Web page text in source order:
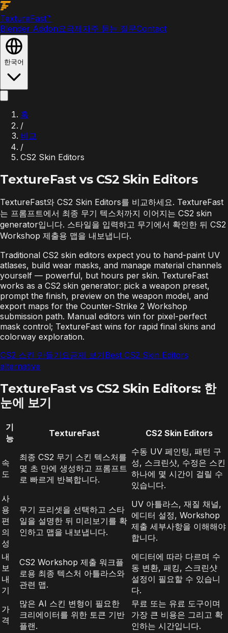
TextureFast™
Blender Addon요금제자주 묻는 질문Contact
한국어
홈
/
비교
/
CS2 Skin Editors
TextureFast vs CS2 Skin Editors
TextureFast와 CS2 Skin Editors를 비교하세요. TextureFast
는 프롬프트에서 최종 무기 텍스처까지 이어지는 CS2 skin
generator입니다. 스타일을 입력하고 무기에서 확인한 뒤 CS2
Workshop 제출용 맵을 내보냅니다.
Traditional CS2 skin editors expect you to hand-paint UV
atlases, build wear masks, and manage material channels
yourself — powerful, but hours per skin. TextureFast
works as a CS2 skin generator: pick a weapon preset,
prompt the finish, preview on the weapon model, and
export maps for the Counter-Strike 2 Workshop
submission path. Manual editors win for pixel-perfect
mask control; TextureFast wins for rapid final skins and
colorway exploration.
CS2 스킨 만들기 요금제 보기Best CS2 Skin Editors
alternative
TextureFast vs CS2 Skin Editors: 한
눈에 보기
기
능
TextureFast CS2 Skin Editors
속
도
최종 CS2 무기 스킨 텍스처를
몇 초 만에 생성하고 프롬프트
로 빠르게 반복합니다.
수동 UV 페인팅, 패턴 구
성, 스크린샷, 수정은 스킨
하나에 몇 시간이 걸릴 수
있습니다.
사
용
편
의
성
무기 프리셋을 선택하고 스타
일을 설명한 뒤 미리보기를 확
인하고 맵을 내보냅니다.
UV 아틀라스, 재질 채널,
에디터 설정, Workshop
제출 세부사항을 이해해야
합니다.
내
보
내
기
CS2 Workshop 제출 워크플
로용 최종 텍스처 아틀라스와
관련 맵.
에디터에 따라 다르며 수
동 변환, 패킹, 스크린샷
설정이 필요할 수 있습니
다.
가
격
많은 AI 스킨 변형이 필요한
크리에이터를 위한 토큰 기반
플랜.
무료 또는 유료 도구이며
가장 큰 비용은 그리고 확
인하는 시간입니다.